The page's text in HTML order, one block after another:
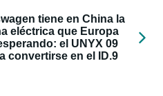
tiene en China la
eléctrica que Europa
el UNYX 09
convertirse en el ID.9